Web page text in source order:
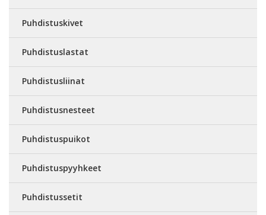
Puhdistuskivet
Puhdistuslastat
Puhdistusliinat
Puhdistusnesteet
Puhdistuspuikot
Puhdistuspyyhkeet
Puhdistussetit